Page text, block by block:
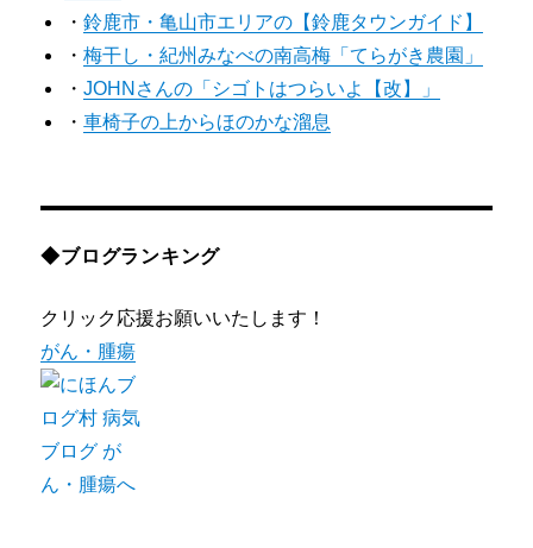
・鈴鹿市・亀山市エリアの【鈴鹿タウンガイド】
・梅干し・紀州みなべの南高梅「てらがき農園」
・JOHNさんの「シゴトはつらいよ【改】」
・車椅子の上からほのかな溜息
◆ブログランキング
クリック応援お願いいたします！
がん・腫瘍